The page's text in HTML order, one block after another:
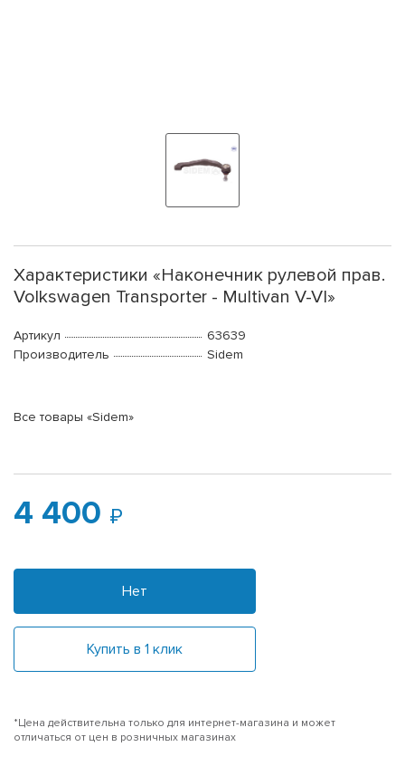
Характеристики «Наконечник рулевой прав.
Volkswagen Transporter - Multivan V-VI»
Артикул
63639
Производитель
Sidem
Все товары «Sidem»
4 400
Нет
Купить в 1 клик
*Цена действительна только для интернет-магазина и может
отличаться от цен в розничных магазинах